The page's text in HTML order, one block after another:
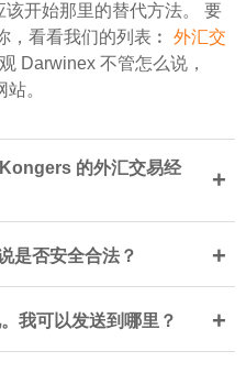
开始那里的替代方法。 要
，看看我们的列表︰ 外汇交
Darwinex 不管怎么说，
。
的外汇交易经
+
是否安全合法？ +
我可以发送到哪里？ +